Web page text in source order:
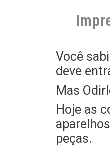
Você
deve
Mas
Hoje as
peças.